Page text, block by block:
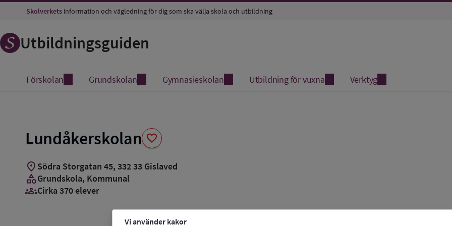
Vi använder kakor
Skolverkets information och vägledning för dig som ska välja skola och utbildning
Utbildningsguiden
Förskolan Grundskolan Gymnasieskolan Utbildning för vuxna Verktyg
Lundåkerskolan favorite
Spara
location_on Södra Storgatan 45, 332 33 Gislaved
categoryGrundskola, Kommunal
groups_3Cirka 370 elever